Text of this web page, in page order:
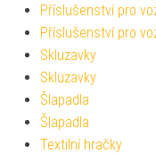
Příslušenství pro
Příslušenství pro
Skluzavky
Skluzavky
Šlapadla
Šlapadla
Textilní hračky